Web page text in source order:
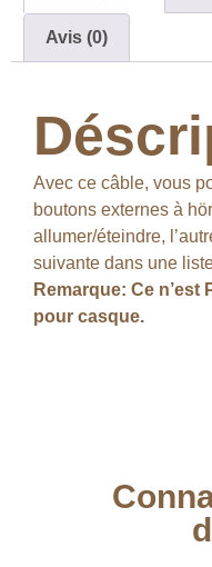
Avis (0)
Avec ce câble, vous
boutons externes à
allumer/éteindre,
suivante dans une
Remarque: Ce
pour casque.